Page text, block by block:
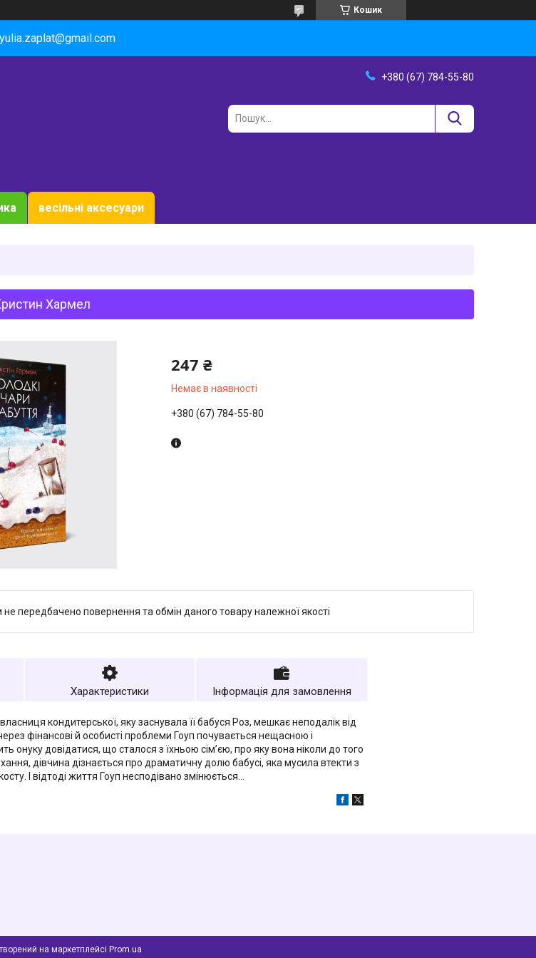
Кошик
yulia.zaplat@gmail.com
+380 (67) 784-55-80
весільні аксесуари
Хармел
247 ₴
Немає в наявності
+380 (67) 784-55-80
передбачено повернення та обмін даного товару належної якості
Характеристики Інформація для замовлення
кондитерської, яку заснувала її бабуся Роз, мешкає неподалік від
фінансові й особисті проблеми Гоуп почувається нещасною і
онуку довідатися, що сталося з їхньою сім’єю, про яку вона ніколи до того
дівчина дізнається про драматичну долю бабусі, яка мусила втекти з
І відтоді життя Гоуп несподівано змінюється…
на маркетплейсі Prom.ua